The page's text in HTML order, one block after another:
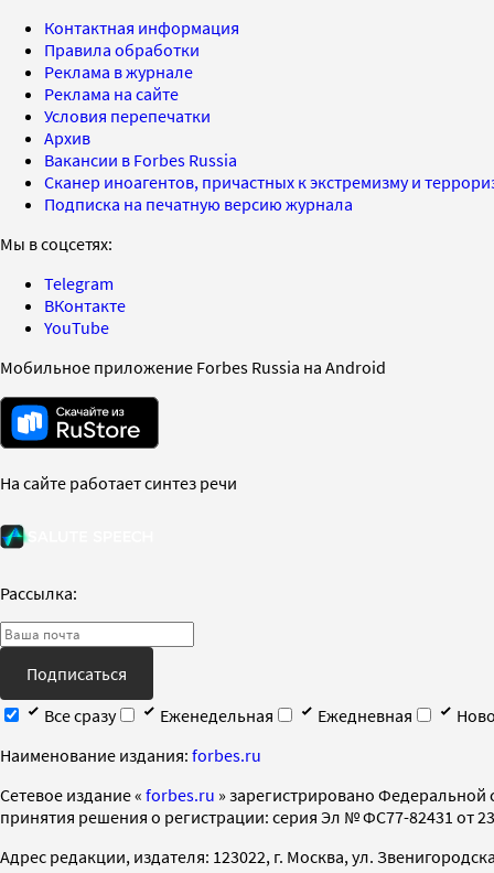
Контактная информация
Правила обработки
Реклама в журнале
Реклама на сайте
Условия перепечатки
Архив
Вакансии в Forbes Russia
Сканер иноагентов, причастных к экстремизму и
Подписка на печатную версию журнала
Мы в соцсетях:
Telegram
ВКонтакте
YouTube
Мобильное приложение Forbes Russia на Android
На сайте работает синтез речи
Рассылка:
Подписаться
Все сразу
Еженедельная Ежедневная
Наименование издания: forbes.ru
Cетевое издание « forbes.ru » зарегистрировано
принятия решения о регистрации: серия Эл № ФС77-82431 от
Адрес редакции, издателя: 123022, г. Москва, ул.